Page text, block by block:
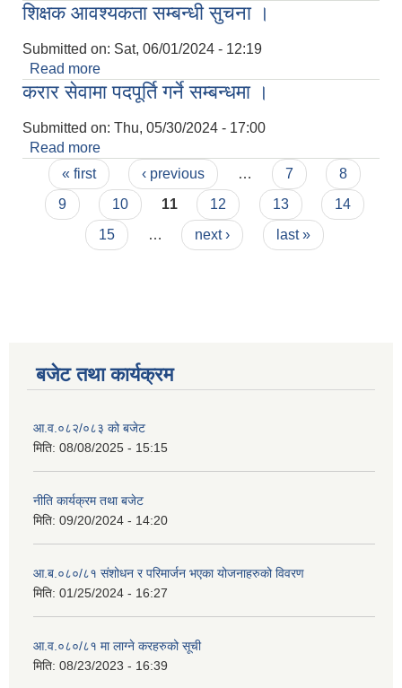
शिक्षक आवश्यकता सम्बन्धी सुचना ।
Submitted on: Sat, 06/01/2024 - 12:19
Read more
करार सेवामा पदपूर्ति गर्ने सम्बन्धमा ।
Submitted on: Thu, 05/30/2024 - 17:00
Read more
Pages
« first ‹ previous … 7
8
9
10 11 12 13
14
15
… next › last »
बजेट तथा कार्यक्रम
आ.व.०८२/०८३ को बजेट
मिति: 08/08/2025 - 15:15
नीति कार्यक्रम तथा बजेट
मिति: 09/20/2024 - 14:20
आ.ब.०८०/८१ संशोधन र परिमार्जन भएका योजनाहरुको विवरण
मिति: 01/25/2024 - 16:27
आ.व.०८०/८१ मा लाग्ने करहरुको सूची
मिति: 08/23/2023 - 16:39